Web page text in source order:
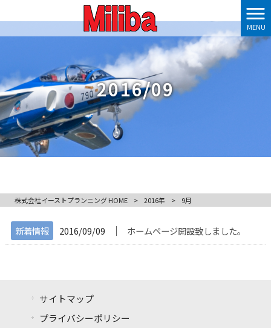
MENU
2016/09
株式会社イーストプランニング HOME > 2016年 > 9月
新着情報 2016/09/09 │ ホームページ開設致しました。
サイトマップ
プライバシーポリシー